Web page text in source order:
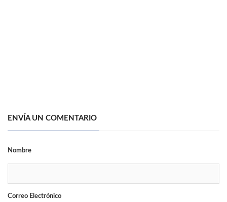
ENVÍA UN COMENTARIO
Nombre
Correo Electrónico